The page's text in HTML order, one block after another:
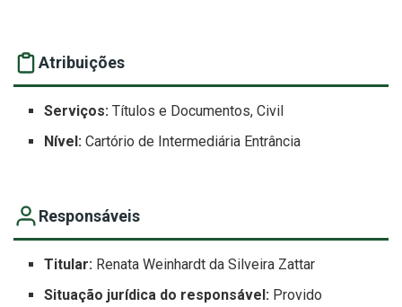
Atribuições
Serviços: Títulos e Documentos, Civil
Nível: Cartório de Intermediária Entrância
Responsáveis
Titular: Renata Weinhardt da Silveira Zattar
Situação jurídica do responsável: Provido